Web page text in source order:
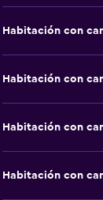
Habitación con
Habitación con
Habitación con
Habitación con